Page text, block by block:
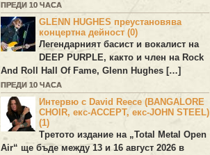
ПРЕДИ 10 ЧАСА
GLENN HUGHES преустановява
концертна дейност (0)
Легендарният басист и вокалист на
DEEP PURPLE, както и член на Rock
And Roll Hall Of Fame, Glenn Hughes […]
ПРЕДИ 10 ЧАСА
Интервю с David Reece (BANGALORE
CHOIR, екс-ACCEPT, екс-JOHN STEEL)
(1)
Третото издание на „Total Metal Open
Air“ ще бъде между 13 и 16 август 2026 в